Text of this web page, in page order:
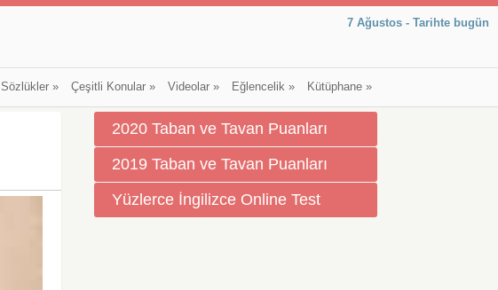
7 Ağustos - Tarihte bugün
Sözlükler» Çeşitli Konular» Videolar» Eğlencelik» Kütüphane»
2020 Taban ve Tavan Puanları
2019 Taban ve Tavan Puanları
Yüzlerce İngilizce Online Test